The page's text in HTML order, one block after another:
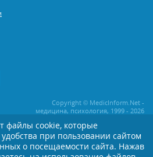
Copyright © MedicInform.Net -
медицина, психология, 1999 - 2026
статей нашего сайта строго
"Новости" допускается при наличии
ссылки на MedicInform.Net
файлы cookie, которые
при пользовании сайтом
о посещаемости сайта. Нажав